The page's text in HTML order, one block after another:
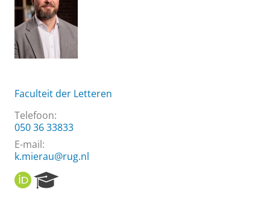
Faculteit der Letteren
Telefoon:
050 36 33833
E-mail:
k.mierau@rug.nl
O
R